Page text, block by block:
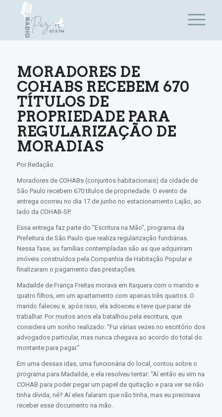
MORADORES DE
COHABS RECEBEM 670
TÍTULOS DE
PROPRIEDADE PARA
REGULARIZAÇÃO DE
MORADIAS
Por Redação
Moradores de COHABs (conjuntos habitacionais) da cidade de
São Paulo recebem 670 títulos de propriedade. O evento de
entrega ocorreu no dia 17 de junho no estacionamento Lajão, ao
lado da COHAB-SP.
Essa entrega faz parte do “Escritura na Mão”, programa da
Prefeitura de São Paulo que realiza regularização fundiárias.
Nessa fase, as famílias contempladas são as que adquiriram
imóveis construídos pela Companhia de Habitação Popular e
finalizaram o pagamento das prestações.
Madailde de França Freitas morava em Itaquera com o marido e
quatro filhos, em um apartamento com apenas três quartos. O
marido faleceu e, após isso, ela adoeceu e teve que parar de
trabalhar. Por muitos anos ela batalhou pela escritura, que
considera um sonho realizado: “Fui várias vezes no escritório dos
advogados particular, mas nunca chegava ao acordo do total do
montante para pagar.”
Em uma dessas idas, uma funcionária do local, contou sobre o
programa para Madailde, e ela resolveu tentar: “Aí então eu vim na
COHAB para poder pegar um papel de quitação e para ver se não
tinha dívida, né? Aí eles falaram que não tinha, mas eu precisava
receber esse documento na mão.